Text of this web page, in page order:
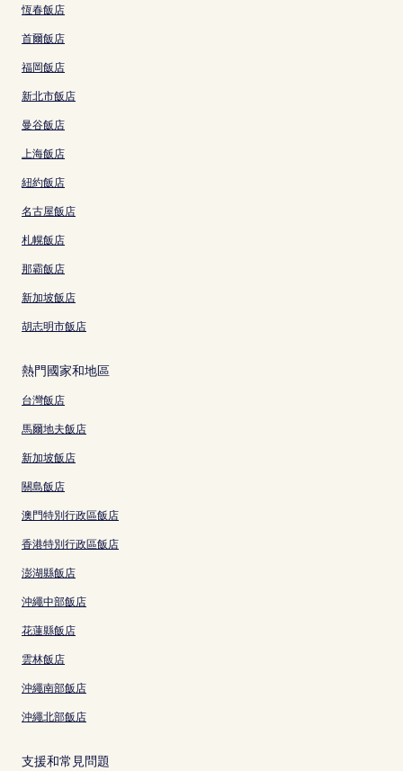
恆春飯店
首爾飯店
福岡飯店
新北市飯店
曼谷飯店
上海飯店
紐約飯店
名古屋飯店
札幌飯店
那霸飯店
新加坡飯店
胡志明市飯店
熱門國家和地區
台灣飯店
馬爾地夫飯店
新加坡飯店
關島飯店
澳門特別行政區飯店
香港特別行政區飯店
澎湖縣飯店
沖繩中部飯店
花蓮縣飯店
雲林飯店
沖繩南部飯店
沖繩北部飯店
支援和常見問題